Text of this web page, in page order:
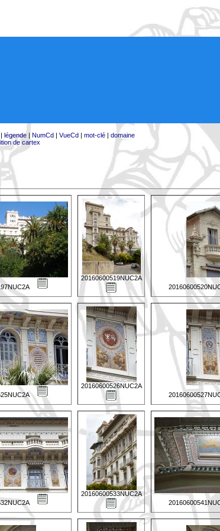
légende| NumCd| VueCd| mot-clé| domaine
de cartex
20160600519NUC2A
20160600526NUC2A
20160600533NUC2A